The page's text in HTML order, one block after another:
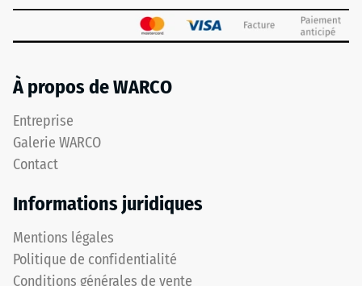
À propos de WARCO
Entreprise
Galerie WARCO
Contact
Informations juridiques
Mentions légales
Politique de confidentialité
Conditions générales de vente